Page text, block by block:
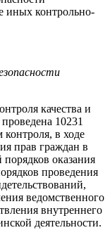
иных контрольно-
качества и
10231
в ходе
прав граждан в
оказания
проведения
ведомственного
внутреннего
деятельности.